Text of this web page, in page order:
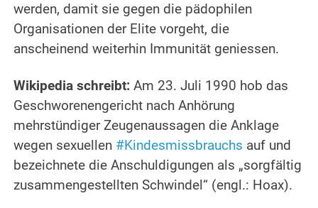
werden, damit sie gegen die pädophilen
Organisationen der Elite vorgeht, die
anscheinend weiterhin Immunität geniessen.
Wikipedia schreibt: Am 23. Juli 1990 hob das
Geschworenengericht nach Anhörung
mehrstündiger Zeugenaussagen die Anklage
wegen sexuellen #Kindesmissbrauchs auf und
bezeichnete die Anschuldigungen als „sorgfältig
zusammengestellten Schwindel“ (engl.: Hoax).